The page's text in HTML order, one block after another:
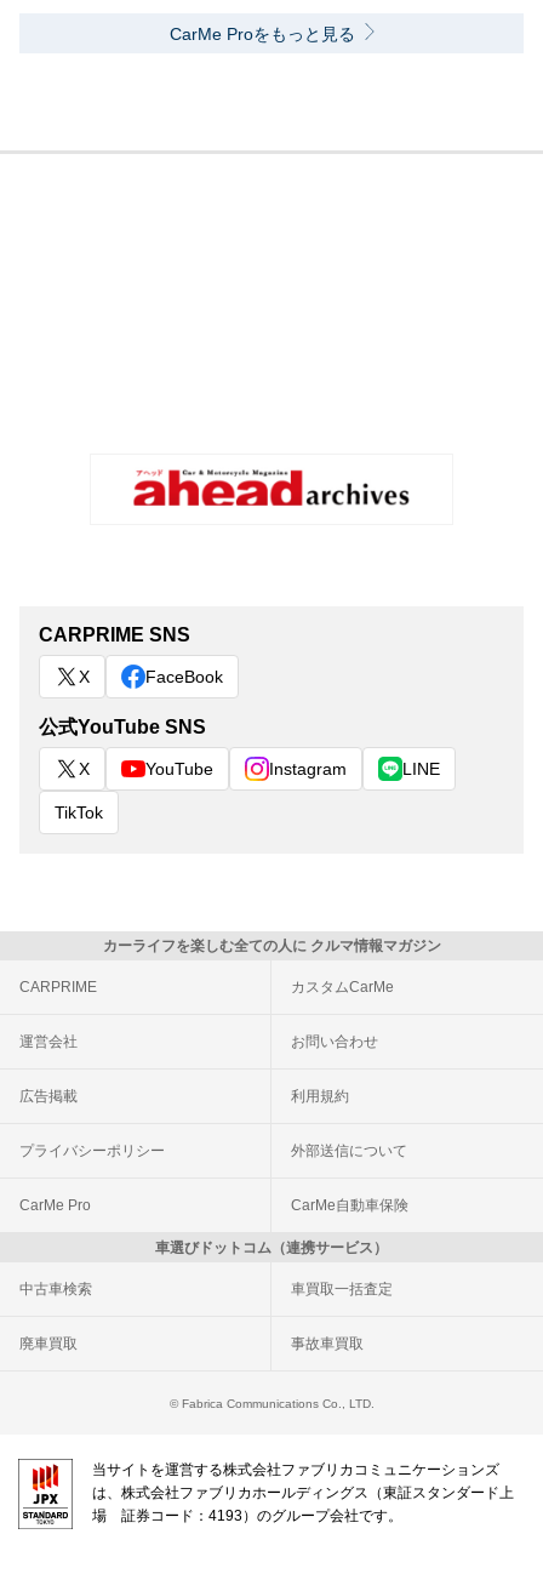
CarMe Proをもっと見る
CARPRIME SNS
X FaceBook
公式YouTube SNS
X YouTube Instagram LINE
TikTok
カーライフを楽しむ全ての人に クルマ情報マガジン
CARPRIME カスタムCarMe
運営会社 お問い合わせ
広告掲載 利用規約
プライバシーポリシー 外部送信について
CarMe Pro CarMe自動車保険
車選びドットコム（連携サービス）
中古車検索 車買取一括査定
廃車買取 事故車買取
© Fabrica Communications Co., LTD.
当サイトを運営する株式会社ファブリカコミュニケーションズ
は、株式会社ファブリカホールディングス（東証スタンダード上
場 証券コード：4193）のグループ会社です。